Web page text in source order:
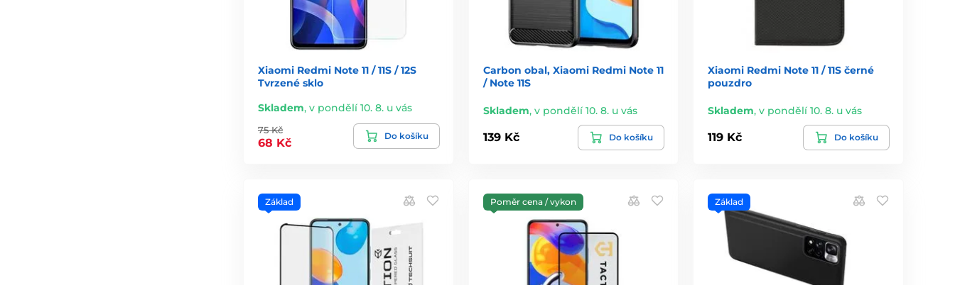
Xiaomi Redmi Note 11 / 11S / 12S
Tvrzené sklo
Skladem, v pondělí 10. 8. u vás
75 Kč
68 Kč
Do košíku
Carbon obal, Xiaomi Redmi Note 11
/ Note 11S
Skladem, v pondělí 10. 8. u vás
139 Kč Do košíku
Xiaomi Redmi Note 11 / 11S černé
pouzdro
Skladem,v pondělí 10. 8. u vás
119 Kč Do košíku
Základ Poměr cena / vykon Základ